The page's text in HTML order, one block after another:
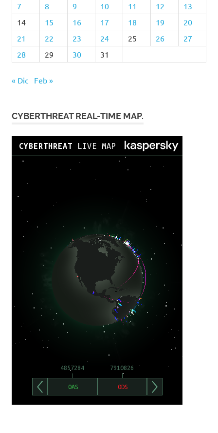
7
8 9 10 11 12
13
14
15 16 17 18 19
20
21
22 23 24 25 26
27
28
29 30 31
« Dic Feb »
CYBERTHREAT REAL-TIME MAP.